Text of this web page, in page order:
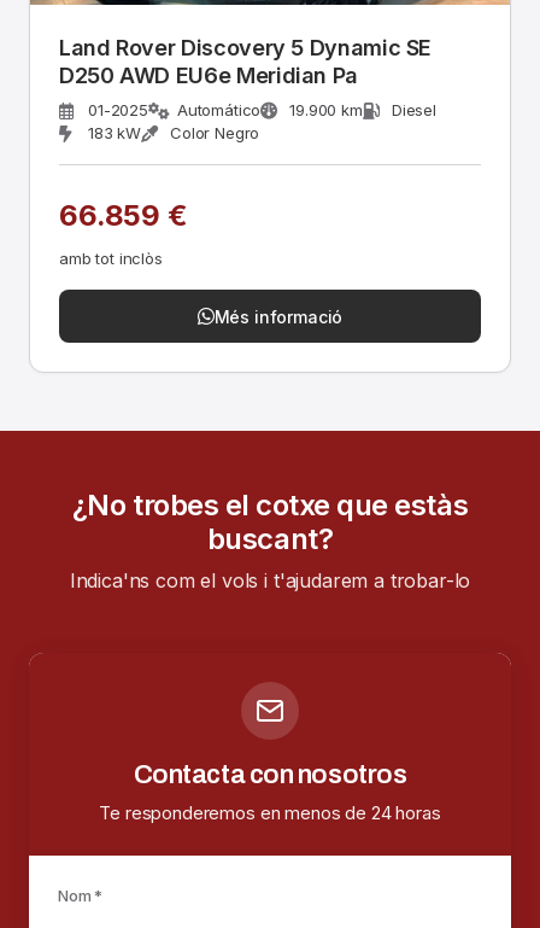
Land Rover Discovery 5 Dynamic SE
D250 AWD EU6e Meridian Pa
01-2025 Automático 19.900 km
Diesel
183 kW
Color Negro
66.859 €
amb tot inclòs
Més informació
¿No trobes el cotxe que estàs
buscant?
Indica'ns com el vols i t'ajudarem a trobar-lo
Contacta con nosotros
Te responderemos en menos de 24 horas
Nom *